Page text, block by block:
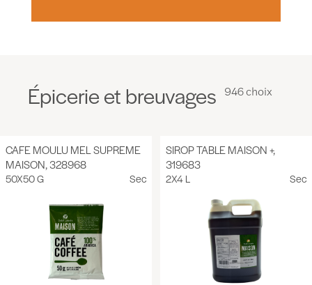
Épicerie et breuvages 946 choix
CAFE MOULU MEL SUPREME
MAISON, 328968
50X50 G Sec
SIROP TABLE MAISON +,
319683
2X4 L Sec